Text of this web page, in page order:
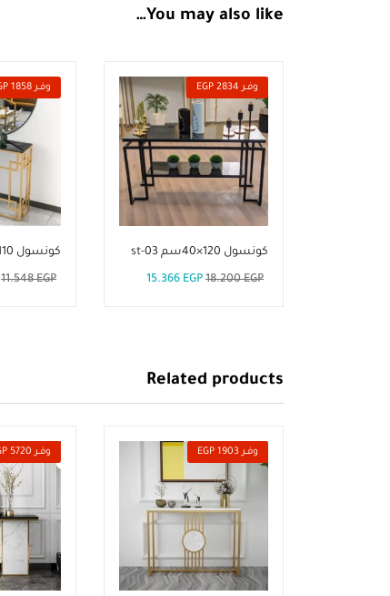
You may also like…
وفــر 2834 EGP
كونسول 120×40سم st-03
18.200EGP
15.366 EGP
وفــر 1858 EGP
كونسول 110×35سم st-02
11.548EGP
Related products
وفــر 1903 EGP وفــر 5720 EGP